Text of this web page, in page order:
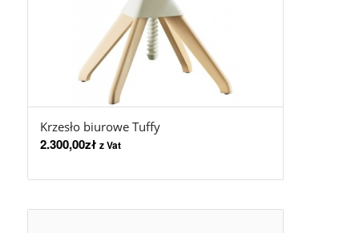
Krzesło biurowe Tuffy
2.300,00zł z Vat